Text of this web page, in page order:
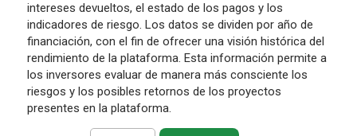
intereses devueltos, el estado de los pagos y los
indicadores de riesgo. Los datos se dividen por año de
financiación, con el fin de ofrecer una visión histórica del
rendimiento de la plataforma. Esta información permite a
los inversores evaluar de manera más consciente los
riesgos y los posibles retornos de los proyectos
presentes en la plataforma.